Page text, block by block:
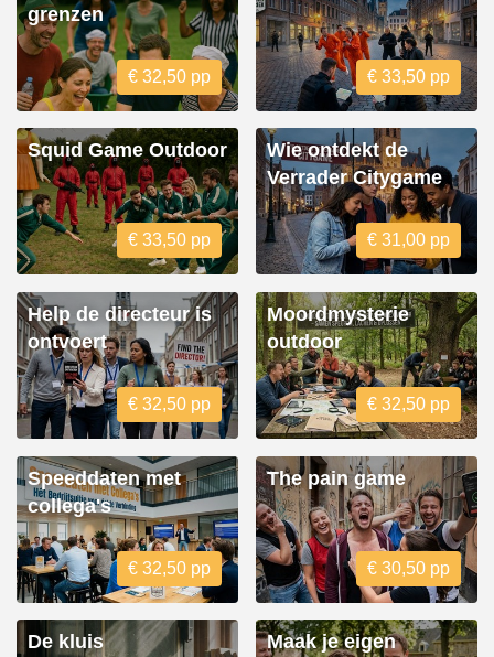
grenzen
€ 32,50 pp € 33,50 pp
Squid Game Outdoor
€ 33,50 pp
Wie ontdekt de
Verrader Citygame
€ 31,00 pp
Help de directeur is
ontvoert
€ 32,50 pp
Moordmysterie
outdoor
€ 32,50 pp
Speeddaten met
collega's
€ 32,50 pp
The pain game
€ 30,50 pp
De kluis
Maak je eigen